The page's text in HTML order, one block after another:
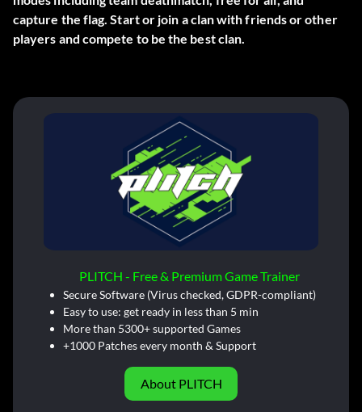
capture the flag. Start or join a clan with friends or other
players and compete to be the best clan.
PLITCH - Free & Premium Game Trainer
Secure Software (Virus checked, GDPR-compliant)
Easy to use: get ready in less than 5 min
More than 5300+ supported Games
+1000 Patches every month & Support
About PLITCH